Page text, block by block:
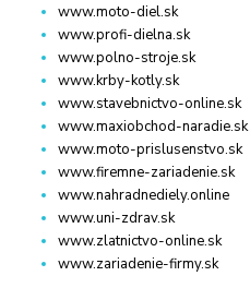
www.moto-diel.sk
www.profi-dielna.sk
www.polno-stroje.sk
www.krby-kotly.sk
www.stavebnictvo-online.sk
www.maxiobchod-naradie.sk
www.moto-prislusenstvo.sk
www.firemne-zariadenie.sk
www.nahradnediely.online
www.uni-zdrav.sk
www.zlatnictvo-online.sk
www.zariadenie-firmy.sk